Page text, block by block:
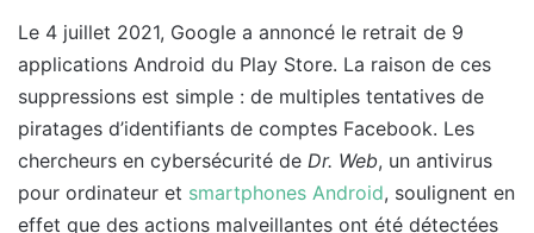
Le 4 juillet 2021, Google a annoncé le retrait de 9
applications Android du Play Store. La raison de ces
suppressions est simple : de multiples tentatives de
piratages d’identifiants de comptes Facebook. Les
chercheurs en cybersécurité de Dr. Web, un antivirus
pour ordinateur et smartphones Android, soulignent en
effet que des actions malveillantes ont été détectées